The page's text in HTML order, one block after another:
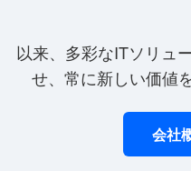
以来、多彩なITソリュ
せ、常に新しい価値
会社